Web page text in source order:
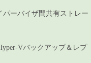
パーバイザ間共有ストレー
Vバックアップ＆レプ